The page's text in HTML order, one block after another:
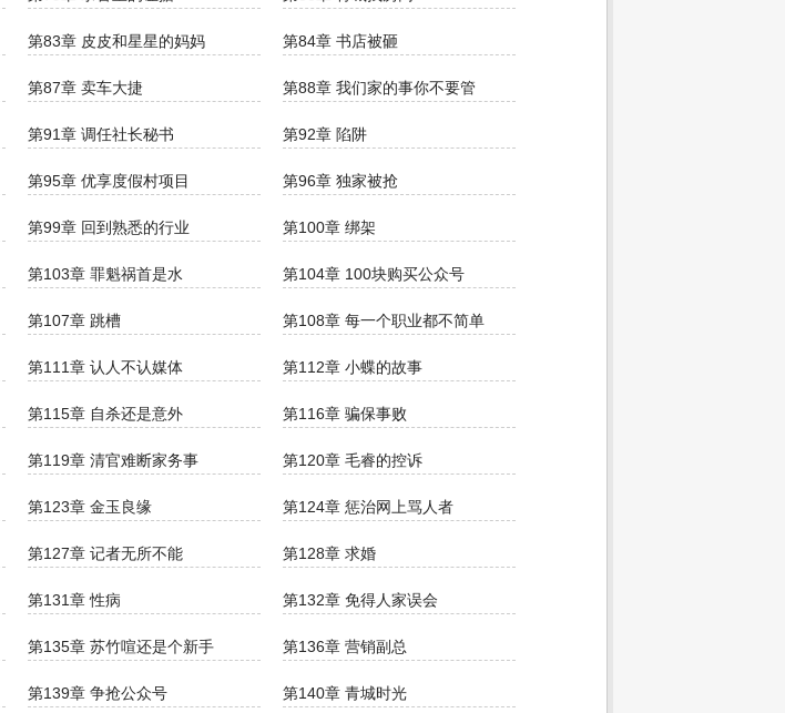
第83章 皮皮和星星的妈妈 第84章 书店被砸
第87章 卖车大捷 第88章 我们家的事你不要管
第91章 调任社长秘书 第92章 陷阱
第95章 优享度假村项目 第96章 独家被抢
第99章 回到熟悉的行业 第100章 绑架
第103章 罪魁祸首是水 第104章 100块购买公众号
第107章 跳槽 第108章 每一个职业都不简单
第111章 认人不认媒体 第112章 小蝶的故事
第115章 自杀还是意外 第116章 骗保事败
第119章 清官难断家务事 第120章 毛睿的控诉
第123章 金玉良缘 第124章 惩治网上骂人者
第127章 记者无所不能 第128章 求婚
第131章 性病 第132章 免得人家误会
第135章 苏竹喧还是个新手 第136章 营销副总
第139章 争抢公众号 第140章 青城时光